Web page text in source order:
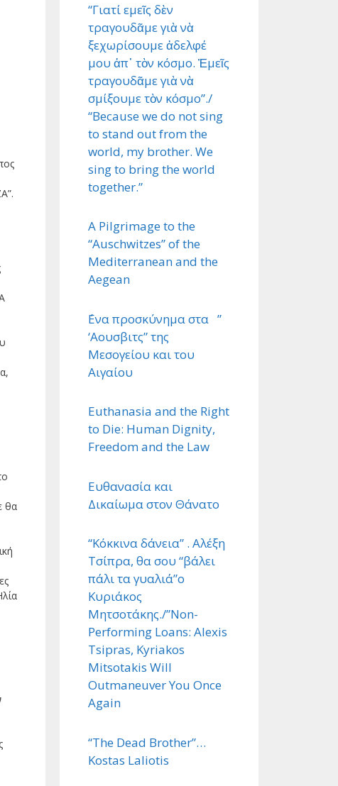
θα
“Γιατί εμεῖς δὲν
τραγουδᾶμε γιὰ νὰ
ξεχωρίσουμε ἀδελφέ
μου ἀπ᾿ τὸν κόσμο. Ἐμεῖς
τραγουδᾶμε γιὰ νὰ
σμίξουμε τὸν κόσμο”./
“Because we do not sing
to stand out from the
world, my brother. We
sing to bring the world
together.”
A Pilgrimage to the
“Auschwitzes” of the
Mediterranean and the
Aegean
΄Ενα προσκύνημα στα ”
‘Αουσβιτς” της
Μεσογείου και του
Αιγαίου
Euthanasia and the Right
to Die: Human Dignity,
Freedom and the Law
Ευθανασία και
Δικαίωμα στον Θάνατο
“Κόκκινα δάνεια” . Αλέξη
Τσίπρα, θα σου “βάλει
πάλι τα γυαλιά”ο
Κυριάκος
Μητσοτάκης./”Non-
Performing Loans: Alexis
Tsipras, Kyriakos
Mitsotakis Will
Outmaneuver You Once
Again
“The Dead Brother”…
Kostas Laliotis